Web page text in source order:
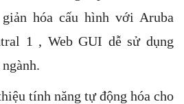
hóa cấu hình với Aruba
1 , Web GUI dễ sử dụng
tính năng tự động hóa cho